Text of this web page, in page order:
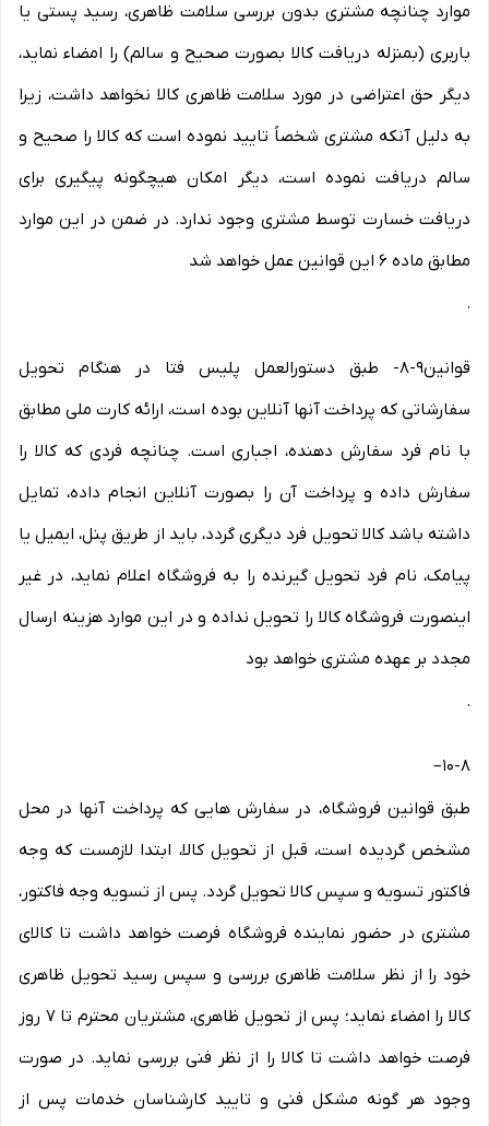
موارد چنانچه مشتری بدون بررسی سلامت ظاهری، رسید پستی یا
باربری (بمنزله دریافت کالا بصورت صحیح و سالم) را امضاء نماید،
دیگر حق اعتراضی در مورد سلامت ظاهری کالا نخواهد داشت، زیرا
به دلیل آنکه مشتری شخصاً تایید نموده است که کالا را صحیح و
سالم دریافت نموده است، دیگر امکان هیچگونه پیگیری برای
دریافت خسارت توسط مشتری وجود ندارد. در ضمن در این موارد
مطابق ماده ۶ این قوانین عمل خواهد شد
.
قوانین۹-۸- طبق دستورالعمل پلیس فتا در هنگام تحویل
سفارشاتی که پرداخت آنها آنلاین بوده است، ارائه کارت ملی مطابق
با نام فرد سفارش دهنده، اجباری است. چنانچه فردی که کالا را
سفارش داده و پرداخت آن را بصورت آنلاین انجام داده، تمایل
داشته باشد کالا تحویل فرد دیگری گردد، باید از طریق پنل، ایمیل یا
پیامک، نام فرد تحویل گیرنده را به فروشگاه اعلام نماید، در غیر
اینصورت فروشگاه کالا را تحویل نداده و در این موارد هزینه ارسال
مجدد بر عهده مشتری خواهد بود
.
۱۰-۸–
طبق قوانین فروشگاه، در سفارش هایی که پرداخت آنها در محل
مشخص گردیده است، قبل از تحویل کالا، ابتدا لازمست که وجه
فاکتور تسویه و سپس کالا تحویل گردد. پس از تسویه وجه فاکتور،
مشتری در حضور نماینده فروشگاه فرصت خواهد داشت تا کالای
خود را از نظر سلامت ظاهری بررسی و سپس رسید تحویل ظاهری
کالا را امضاء نماید؛ پس از تحویل ظاهری، مشتریان محترم تا ۷ روز
فرصت خواهد داشت تا کالا را از نظر فنی بررسی نماید. در صورت
وجود هر گونه مشکل فنی و تایید کارشناسان خدمات پس از